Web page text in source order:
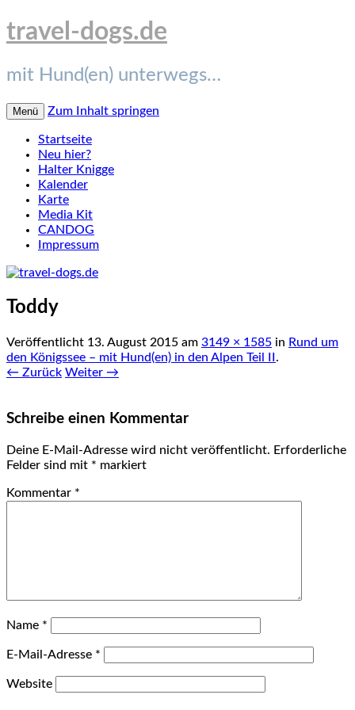
travel-dogs.de
mit Hund(en) unterwegs…
Menü Zum Inhalt springen
Startseite
Neu hier?
Halter Knigge
Kalender
Karte
Media Kit
CANDOG
Impressum
Toddy
Veröffentlicht 13. August 2015 am 3149 × 1585 in Rund um
den Königssee – mit Hund(en) in den Alpen Teil II.
← Zurück Weiter →
Schreibe einen Kommentar
Deine E-Mail-Adresse wird nicht veröffentlicht. Erforderliche
Felder sind mit * markiert
Kommentar *
Name *
E-Mail-Adresse *
Website